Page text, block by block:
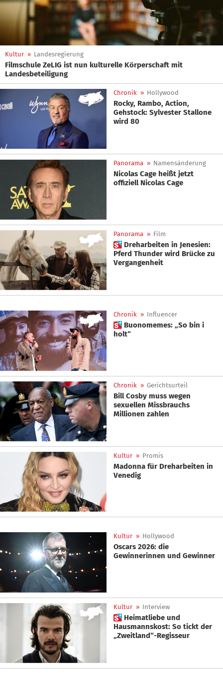
Kultur » Landesregierung
Filmschule ZeLIG ist nun kulturelle Körperschaft mit
Landesbeteiligung
Chronik » Hollywood
Rocky, Rambo, Action,
Gehstock: Sylvester Stallone
wird 80
Panorama » Namensänderung
Nicolas Cage heißt jetzt
offiziell Nicolas Cage
Panorama » Film
 Dreharbeiten in Jenesien:
Pferd Thunder wird Brücke zu
Vergangenheit
Chronik » Influencer
 Buonomemes: „So bin i
holt“
Chronik » Gerichtsurteil
Bill Cosby muss wegen
sexuellen Missbrauchs
Millionen zahlen
Kultur » Promis
Madonna für Dreharbeiten in
Venedig
Kultur » Hollywood
Oscars 2026: die
Gewinnerinnen und Gewinner
Kultur » Interview
 Heimatliebe und
Hausmannskost: So tickt der
„Zweitland“-Regisseur